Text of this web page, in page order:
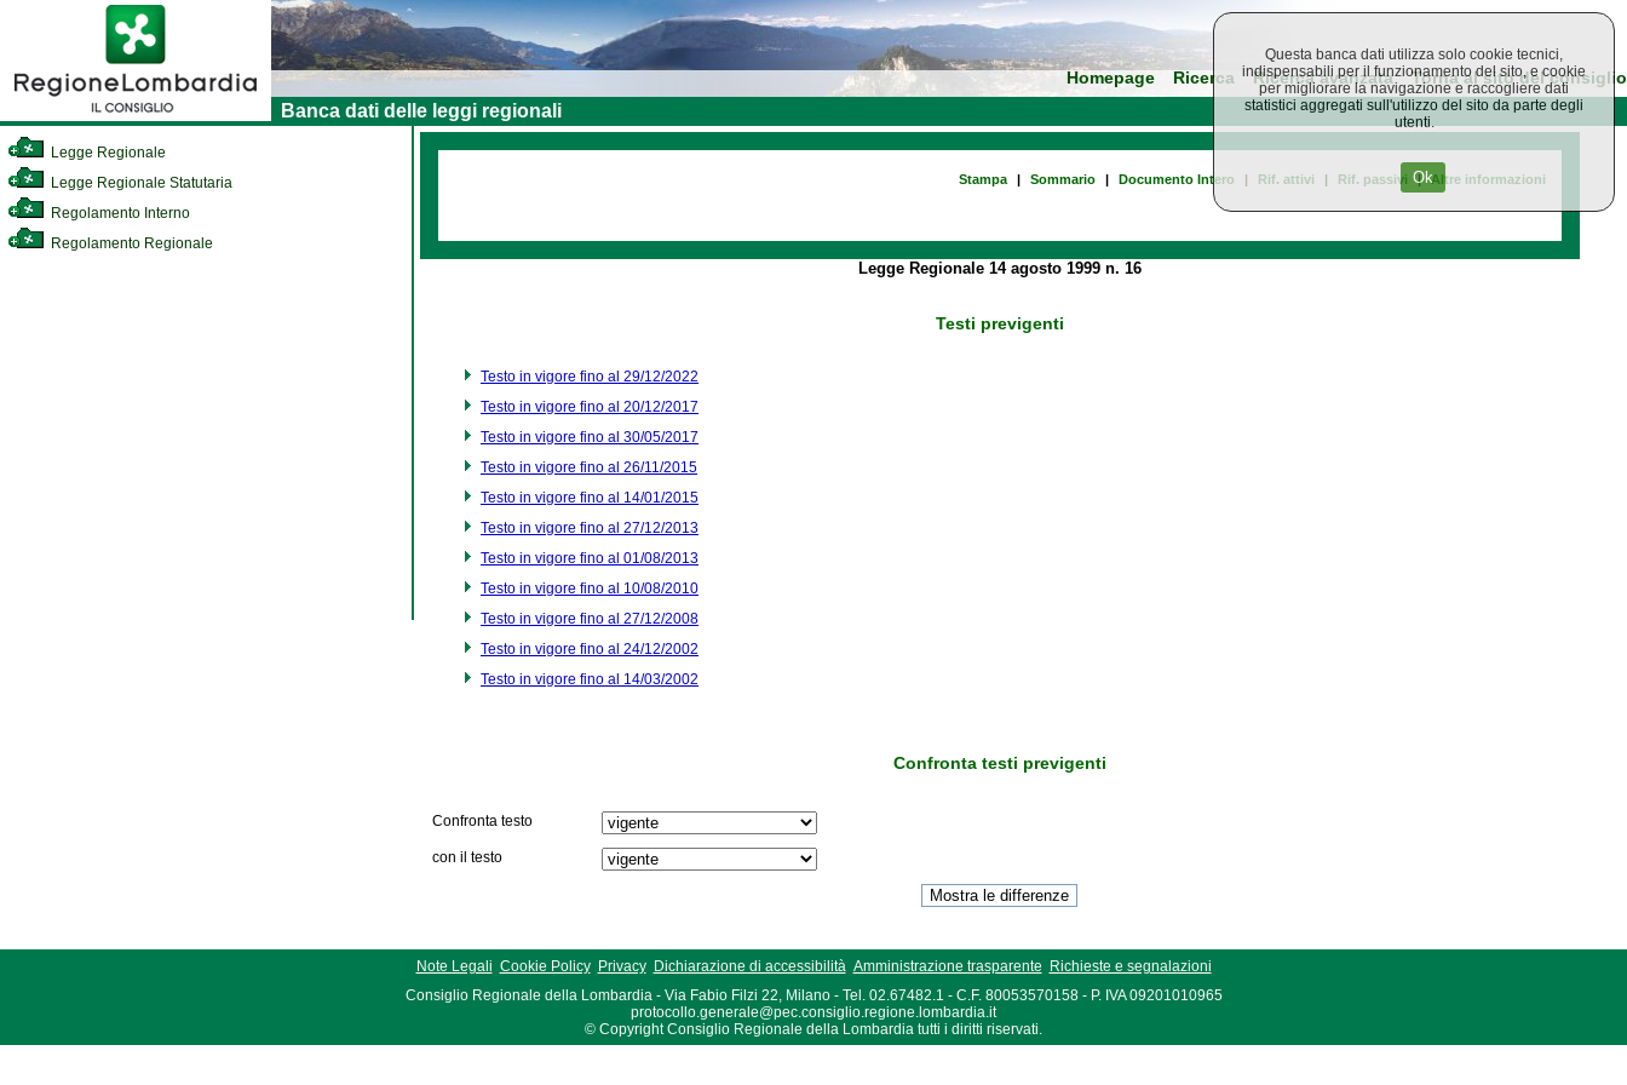
Homepage Ricerca Ricerca avanzata Torna al sito del consiglio
Banca dati delle leggi regionali
Legge Regionale
Legge Regionale Statutaria
Regolamento Interno
Regolamento Regionale
Stampa | Sommario | Documento Intero | Rif. attivi | Rif. passivi | Altre informazioni
Legge Regionale 14 agosto 1999 n. 16
Testi previgenti
Testo in vigore fino al 29/12/2022
Testo in vigore fino al 20/12/2017
Testo in vigore fino al 30/05/2017
Testo in vigore fino al 26/11/2015
Testo in vigore fino al 14/01/2015
Testo in vigore fino al 27/12/2013
Testo in vigore fino al 01/08/2013
Testo in vigore fino al 10/08/2010
Testo in vigore fino al 27/12/2008
Testo in vigore fino al 24/12/2002
Testo in vigore fino al 14/03/2002
Confronta testi previgenti
Confronta testo
con il testo
Note Legali Cookie Policy Privacy Dichiarazione di accessibilità Amministrazione trasparente
Richieste e segnalazioni
Consiglio Regionale della Lombardia - Via Fabio Filzi 22, Milano - Tel. 02.67482.1 - C.F. 80053570158 - P. IVA 09201010965
protocollo.generale@pec.consiglio.regione.lombardia.it
© Copyright Consiglio Regionale della Lombardia tutti i diritti riservati.
Questa banca dati utilizza solo cookie tecnici,
indispensabili per il funzionamento del sito, e cookie
per migliorare la navigazione e raccogliere dati
statistici aggregati sull'utilizzo del sito da parte degli
utenti.
Ok